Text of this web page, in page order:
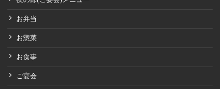
お弁当
お惣菜
お食事
ご宴会